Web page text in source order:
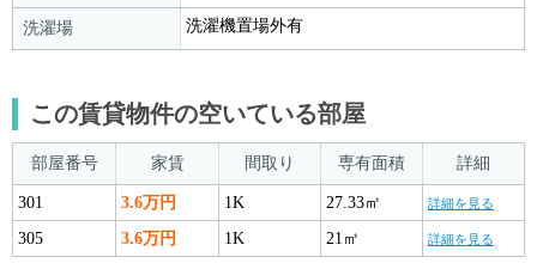
洗濯場 洗濯機置場外有
この賃貸物件の空いている部屋
部屋番号 家賃 間取り 専有面積 詳細
301 3.6万円 1K 27.33㎡ 詳細を見る
305 3.6万円 1K 21㎡ 詳細を見る